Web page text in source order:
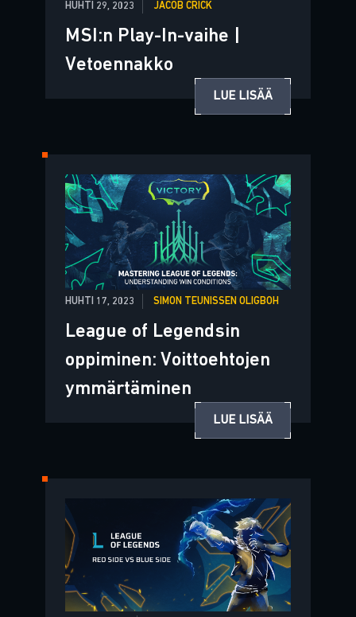
HUHTI 29, 2023 JACOB CRICK
MSI:n Play-In-vaihe |
Vetoennakko
LUE LISÄÄ
HUHTI 17, 2023 SIMON TEUNISSEN OLIGBOH
League of Legendsin
oppiminen: Voittoehtojen
ymmärtäminen
LUE LISÄÄ